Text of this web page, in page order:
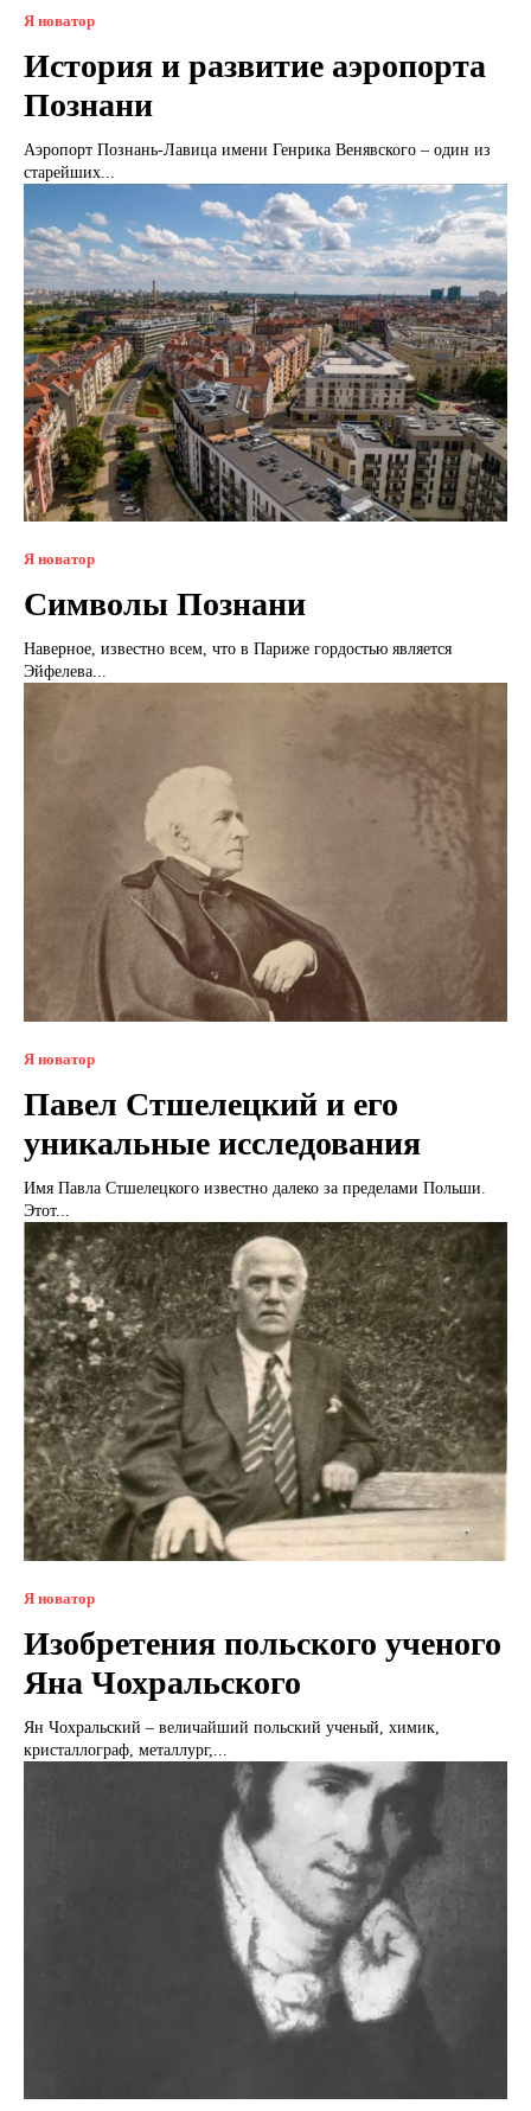
Я новатор
История и развитие аэропорта
Познани
Аэропорт Познань-Лавица имени Генрика Венявского – один из
старейших...
Я новатор
Символы Познани
Наверное, известно всем, что в Париже гордостью является
Эйфелева...
Я новатор
Павел Стшелецкий и его
уникальные исследования
Имя Павла Стшелецкого известно далеко за пределами Польши.
Этот...
Я новатор
Изобретения польского ученого
Яна Чохральского
Ян Чохральский – величайший польский ученый, химик,
кристаллограф, металлург,...